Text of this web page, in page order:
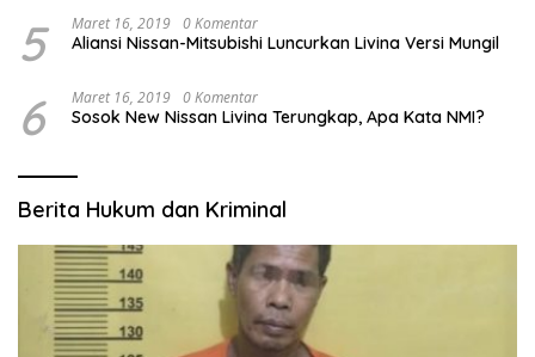
5 Maret 16, 2019 0 Komentar
Aliansi Nissan-Mitsubishi Luncurkan Livina Versi Mungil
6 Maret 16, 2019 0 Komentar
Sosok New Nissan Livina Terungkap, Apa Kata NMI?
Berita Hukum dan Kriminal